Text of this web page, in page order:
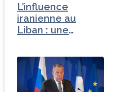
L’influence
iranienne au
Liban : une